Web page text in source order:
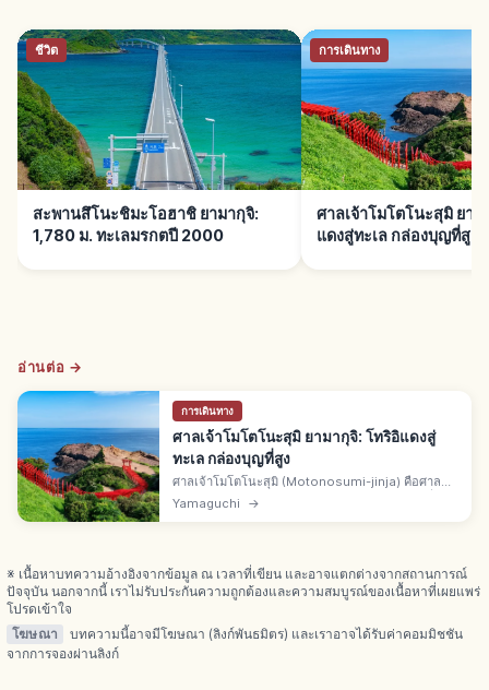
ชีวิต
สะพานสึโนะชิมะโอฮาชิ ยามากุจิ:
1,780 ม. ทะเลมรกตปี 2000
การเดินทาง
ศาลเจ้าโมโตโนะสุมิ ยาม
แดงสู่ทะเล กล่องบุญที่สูง
อ่านต่อ →
การเดินทาง
ศาลเจ้าโมโตโนะสุมิ ยามากุจิ: โทริอิแดงสู่
ทะเล กล่องบุญที่สูง
ศาลเจ้าโมโตโนะสุมิ (Motonosumi-jinja) คือศาล
เจ้านางาโตะ จ.ยามากุจิ โทริอิแดงเรียงต่อสู่ทะเลญี่ปุ่น
กล่องเงินบุญติดที่สูงต้องโยนเหรียญขึ้น ริวกู โนะ ชิโอ
Yamaguchi →
※ เนื้อหาบทความอ้างอิงจากข้อมูล ณ เวลาที่เขียน และอาจแตกต่างจากสถานการณ์
ปัจจุบัน นอกจากนี้ เราไม่รับประกันความถูกต้องและความสมบูรณ์ของเนื้อหาที่เผยแพร่
โปรดเข้าใจ
โฆษณา
บทความนี้อาจมีโฆษณา (ลิงก์พันธมิตร) และเราอาจได้รับค่าคอมมิชชัน
จากการจองผ่านลิงก์